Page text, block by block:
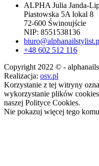
ALPHA Julia Janda-
Piastowska 5A lokal 8
72-600 Świnoujście
NIP: 8551538136
+48 602 512 116
Copyright 2022 © -
Realizacja: osv.pl
Korzystanie z tej witryny
wykorzystanie plików
naszej Polityce Cookies.
Nie pokazuj więcej tego